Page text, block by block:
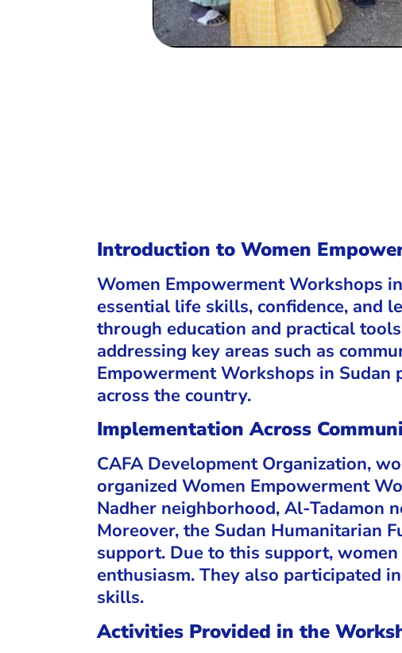
Introduction to Women
Women Empowerment Workshops
essential life skills, confidence, and
through education and practical
addressing key areas such as
Empowerment Workshops in Sudan
across the country.
Implementation Across
CAFA Development Organization,
organized Women Empowerment
Nadher neighborhood, Al-Tadamon
Moreover, the Sudan Humanitarian
support. Due to this support,
enthusiasm. They also participated
skills.
Activities Provided in the